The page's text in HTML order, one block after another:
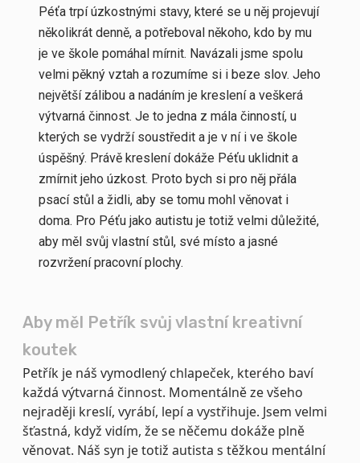
Péťa trpí úzkostnými stavy, které se u něj projevují
několikrát denně, a potřeboval někoho, kdo by mu
je ve škole pomáhal mírnit. Navázali jsme spolu
velmi pěkný vztah a rozumíme si i beze slov. Jeho
největší zálibou a nadáním je kreslení a veškerá
výtvarná činnost. Je to jedna z mála činností, u
kterých se vydrží soustředit a je v ní i ve škole
úspěšný. Právě kreslení dokáže Péťu uklidnit a
zmírnit jeho úzkost. Proto bych si pro něj přála
psací stůl a židli, aby se tomu mohl věnovat i
doma. Pro Péťu jako autistu je totiž velmi důležité,
aby měl svůj vlastní stůl, své místo a jasné
rozvržení pracovní plochy.
Aby měl Petřík svůj vlastní kreativní
koutek
Petřík je náš vymodlený chlapeček, kterého baví
každá výtvarná činnost. Momentálně ze všeho
nejraději kreslí, vyrábí, lepí a vystřihuje. Jsem velmi
šťastná, když vidím, že se něčemu dokáže plně
věnovat. Náš syn je totiž autista s těžkou mentální